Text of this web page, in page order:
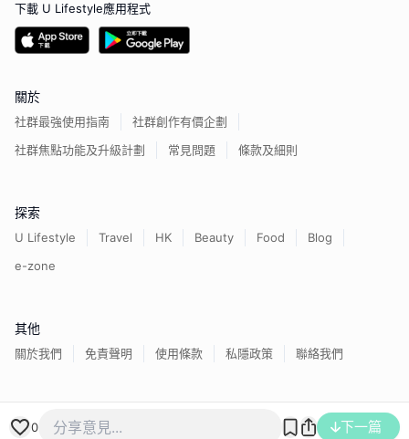
0 下一篇
下載 U Lifestyle應用程式
關於
社群最強使用指南
社群創作有價企劃
社群焦點功能及升級計劃
常見問題 條款及細則
探索
U Lifestyle Travel HK Beauty Food
Blog
e-zone
其他
關於我們 免責聲明 使用條款 私隱政策 聯絡我們
香港經濟日報版權所有©